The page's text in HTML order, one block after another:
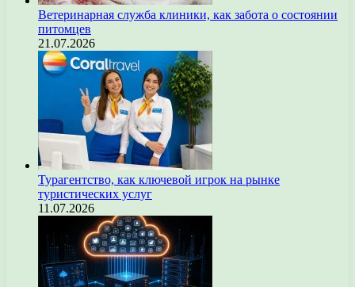
Ветеринарная служба клиники, как забота о состоянии
питомцев
21.07.2026
Турагентство, как ключевой игрок на рынке
туристических услуг
11.07.2026